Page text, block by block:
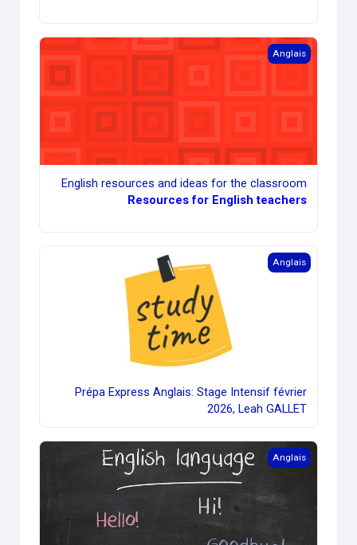
English resources and ideas for the classroom
Anglais
English resources and ideas for the classroom
Resources for English teachers
Express Anglais: Stage Intensif février 2026, Leah GALLET
Anglais
Prépa Express Anglais: Stage Intensif février
2026, Leah GALLET
Initiation Anglais A1 2026 OM
Anglais